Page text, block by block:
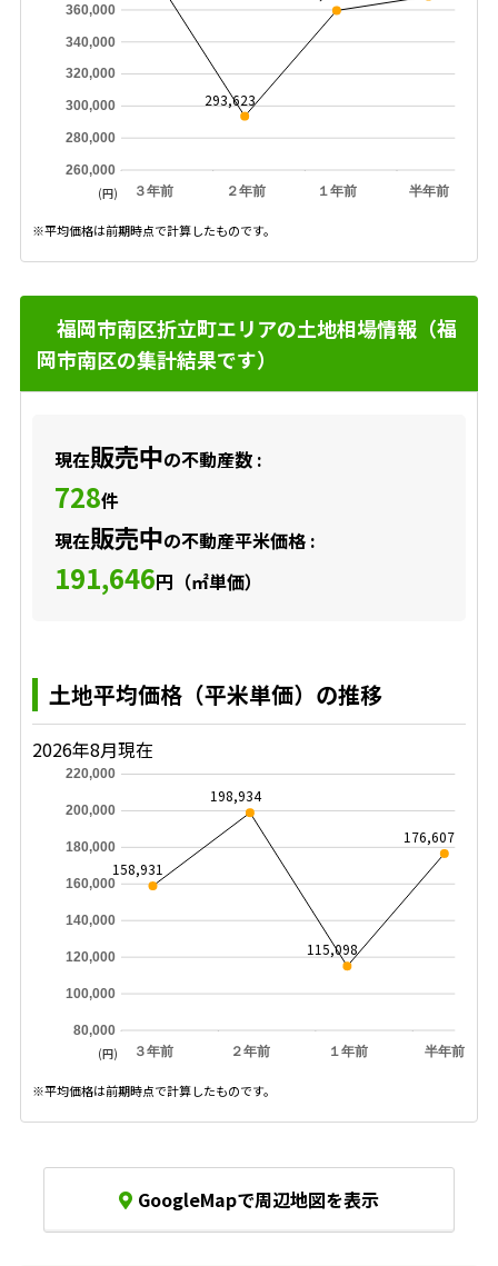
３年前 ２年前 １年前 半年前
260,000
280,000
300,000
320,000
340,000
360,000
293,623
(円)
※平均価格は前期時点で計算したものです。
福岡市南区折立町エリアの土地相場情報（福
岡市南区の集計結果です）
現在販売中の不動産数 :
728件
現在販売中の不動産平米価格 :
191,646円（㎡単価）
土地平均価格（平米単価）の推移
2026年8月現在
３年前 ２年前 １年前 半年前
80,000
100,000
120,000
140,000
160,000
180,000
200,000
220,000
158,931
198,934
115,098
176,607
(円)
※平均価格は前期時点で計算したものです。
GoogleMapで周辺地図を表示